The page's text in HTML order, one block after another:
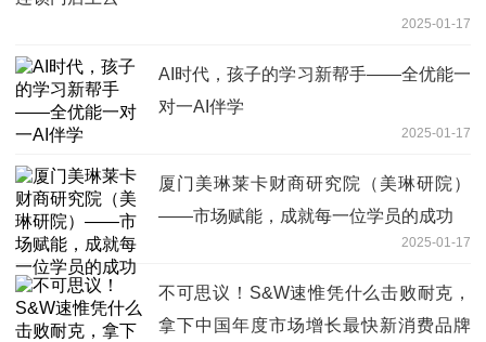
2025-01-17
AI时代，孩子的学习新帮手——全优能一
对一AI伴学
2025-01-17
厦门美琳莱卡财商研究院（美琳研院）
——市场赋能，成就每一位学员的成功
2025-01-17
不可思议！S&W速惟凭什么击败耐克，
拿下中国年度市场增长最快新消费品牌